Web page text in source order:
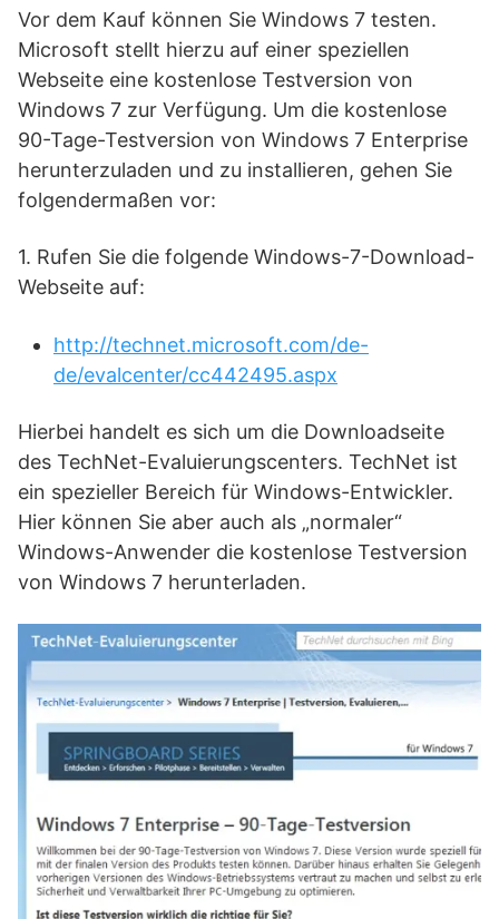
Vor dem Kauf können Sie Windows 7 testen.
Microsoft stellt hierzu auf einer speziellen
Webseite eine kostenlose Testversion von
Windows 7 zur Verfügung. Um die kostenlose
90-Tage-Testversion von Windows 7 Enterprise
herunterzuladen und zu installieren, gehen Sie
folgendermaßen vor:
1. Rufen Sie die folgende Windows-7-Download-
Webseite auf:
http://technet.microsoft.com/de-
de/evalcenter/cc442495.aspx
Hierbei handelt es sich um die Downloadseite
des TechNet-Evaluierungscenters. TechNet ist
ein spezieller Bereich für Windows-Entwickler.
Hier können Sie aber auch als „normaler“
Windows-Anwender die kostenlose Testversion
von Windows 7 herunterladen.